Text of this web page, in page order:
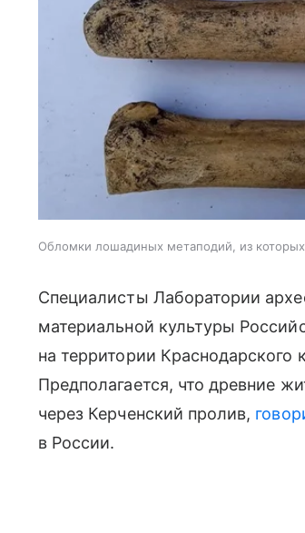
Обломки лошадиных метаподий, из которых
Специалисты Лаборатории
материальной культуры
на территории
Предполагается, что древние
через Керченский пролив,
в России.